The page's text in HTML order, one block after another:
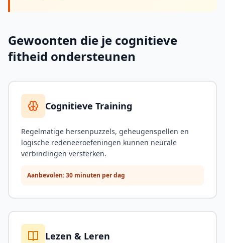
Gewoonten die je cognitieve
fitheid ondersteunen
Cognitieve Training
Regelmatige hersenpuzzels, geheugenspellen en
logische redeneeroefeningen kunnen neurale
verbindingen versterken.
Aanbevolen: 30 minuten per dag
Lezen & Leren